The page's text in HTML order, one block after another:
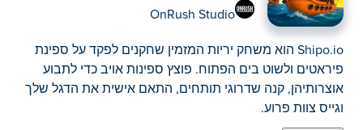
OnRush Studio
Shipo.io הוא משחק יריות המזמין שחקנים לפקד על ספינת
פיראטים ולשוט בים הפתוח. פוצץ ספינות אויב כדי לתבוע
אוצרותיהן, קנה שדרוגי תותחים, התאם אישית את הדגל שלך
וגייס צוות פרוע.